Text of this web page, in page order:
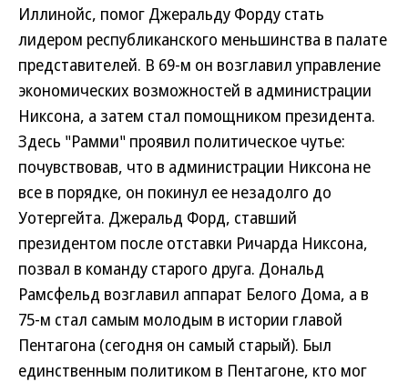
Иллинойс, помог Джеральду Форду стать
лидером республиканского меньшинства в палате
представителей. В 69-м он возглавил управление
экономических возможностей в администрации
Никсона, а затем стал помощником президента.
Здесь "Рамми" проявил политическое чутье:
почувствовав, что в администрации Никсона не
все в порядке, он покинул ее незадолго до
Уотергейта. Джеральд Форд, ставший
президентом после отставки Ричарда Никсона,
позвал в команду старого друга. Дональд
Рамсфельд возглавил аппарат Белого Дома, а в
75-м стал самым молодым в истории главой
Пентагона (сегодня он самый старый). Был
единственным политиком в Пентагоне, кто мог